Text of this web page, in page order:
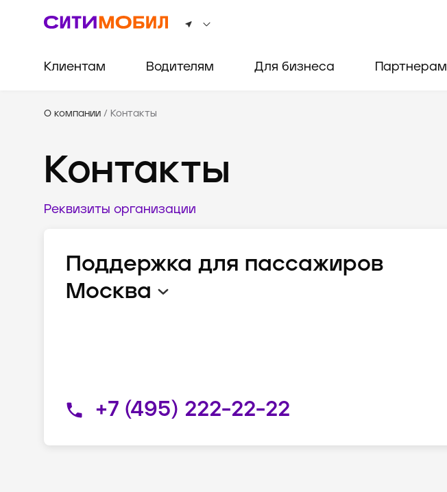
Клиентам Водителям Для бизнеса Партнерам
О компании / Контакты
Контакты
Реквизиты организации
Поддержка для пассажиров
Москва
+7 (495) 222-22-22